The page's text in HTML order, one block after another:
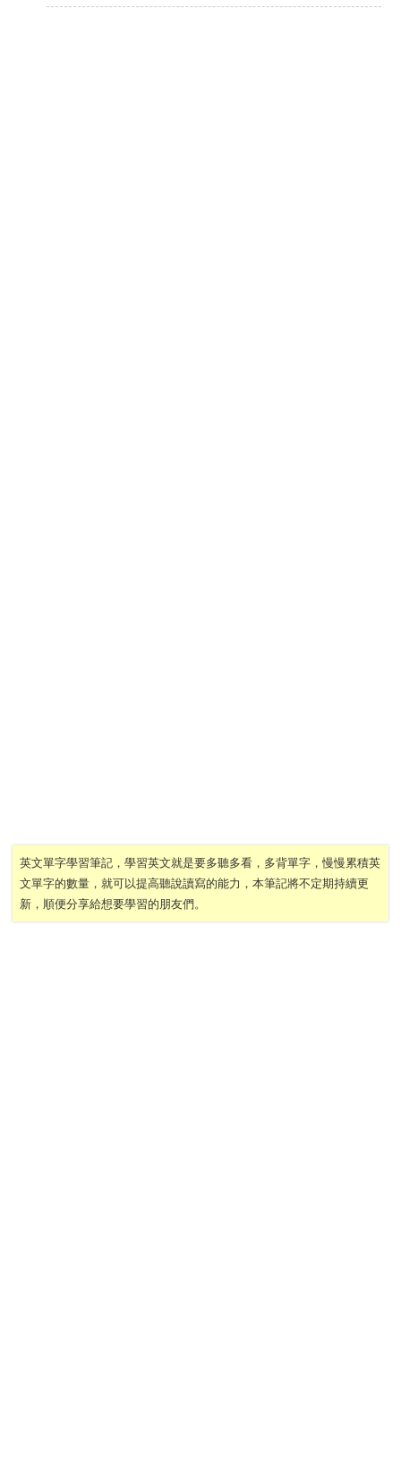
英文單字學習筆記，學習英文就是要多聽多看，多背單字，慢慢累積英
文單字的數量，就可以提高聽說讀寫的能力，本筆記將不定期持續更
新，順便分享給想要學習的朋友們。